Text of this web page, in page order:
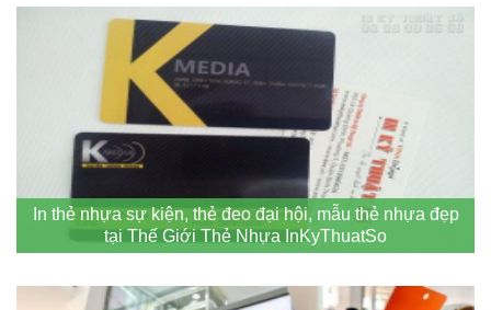
In thẻ nhựa sự kiện, thẻ đeo đại hội, mẫu thẻ nhựa đẹp
tại Thế Giới Thẻ Nhựa InKyThuatSo